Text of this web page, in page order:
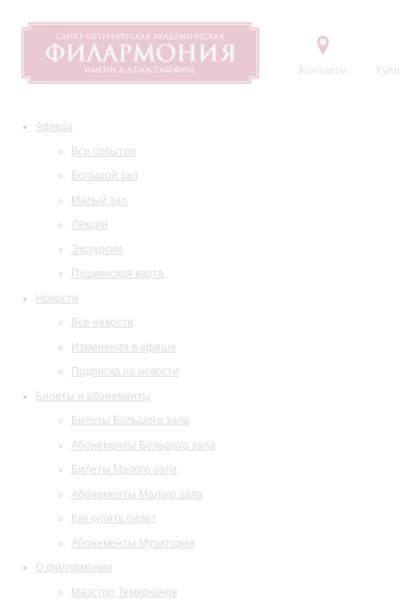
Контакты
Афиша
Все события
Большой зал
Малый зал
Лекции
Экскурсии
Пушкинская карта
Новости
Все новости
Изменения в афише
Подписка на новости
Билеты и абонементы
Билеты Большого зала
Абонементы Большого зала
Билеты Малого зала
Абонементы Малого зала
Как купить билет
Абонементы Музитория
О филармонии
Маэстро Темирканов